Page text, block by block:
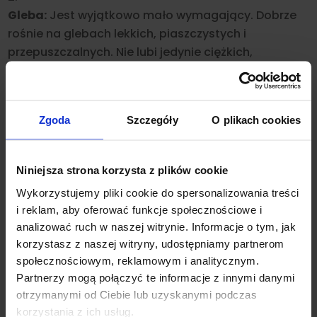
Zgoda Szczegóły O plikach cookies
Niniejsza strona korzysta z plików cookie
Wykorzystujemy pliki cookie do spersonalizowania treści
i reklam, aby oferować funkcje społecznościowe i
analizować ruch w naszej witrynie. Informacje o tym, jak
korzystasz z naszej witryny, udostępniamy partnerom
społecznościowym, reklamowym i analitycznym.
Partnerzy mogą połączyć te informacje z innymi danymi
otrzymanymi od Ciebie lub uzyskanymi podczas
korzystania z ich usług.
Gleba: Jest wyjątkowo mało wymagający. Dobrze
rośnie na glebach lekkich, piaszczystych i
przepuszczalnych. Nie lubi jedynie ciężkich,
podmokłych glin oraz gleb o bardzo wysokim
odczynie wapiennym (może wtedy chorować na
Cięcie – klucz do gęstości:
obsypany kwiatami, warto go przyciąć wczesną
wiosną (marzec). Skracamy wtedy pędy o około
$10–20$cm, nadając roślinie kształt kuli. Co kilka
lat warto wykonać cięcie odmładzające, usuwając
najstarsze gałęzie.
Podlewanie:Choć dorosłe egzemplarze świetnie
znoszą suszę, młode rośliny po posadzeniu docenią
regularne nawadnianie, by dobrze zbudować